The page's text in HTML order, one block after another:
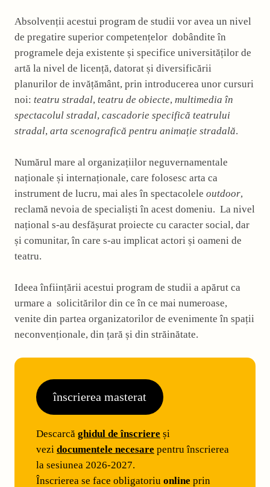
Absolvenții acestui program de studii vor avea un nivel
de pregatire superior competențelor dobândite în
programele deja existente și specifice universităților de
artă la nivel de licență, datorat și diversificării
planurilor de invățământ, prin introducerea unor cursuri
noi: teatru stradal, teatru de obiecte, multimedia în
spectacolul stradal, cascadorie specifică teatrului
stradal, arta scenografică pentru animație stradală.
Numărul mare al organizațiilor neguvernamentale
naționale și internaționale, care folosesc arta ca
instrument de lucru, mai ales în spectacolele outdoor,
reclamă nevoia de specialiști în acest domeniu. La nivel
național s-au desfășurat proiecte cu caracter social, dar
și comunitar, în care s-au implicat actori și oameni de
teatru.
Ideea înființării acestui program de studii a apărut ca
urmare a solicitărilor din ce în ce mai numeroase,
venite din partea organizatorilor de evenimente în spații
neconvenționale, din țară și din străinătate.
înscrierea masterat
Descarcă ghidul de înscriere și
vezi documentele necesare pentru înscrierea
la sesiunea 2026-2027.
Înscrierea se face obligatoriu online prin